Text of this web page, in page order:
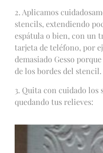
2. Aplicamos
stencils, extendiendo
espátula o bien, con un
tarjeta de teléfono, por
demasiado Gesso
de los bordes del stencil.
3. Quita con cuidado los
quedando tus relieves: